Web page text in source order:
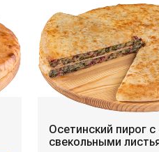
Осетинский пирог
свекольными